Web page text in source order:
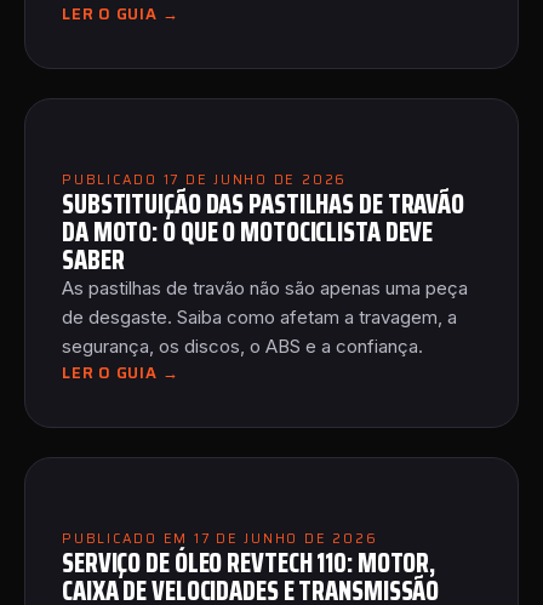
LER O GUIA →
PUBLICADO 17 DE JUNHO DE 2026
SUBSTITUIÇÃO DAS PASTILHAS DE TRAVÃO
DA MOTO: O QUE O MOTOCICLISTA DEVE
SABER
As pastilhas de travão não são apenas uma peça
de desgaste. Saiba como afetam a travagem, a
segurança, os discos, o ABS e a confiança.
LER O GUIA →
PUBLICADO EM 17 DE JUNHO DE 2026
SERVIÇO DE ÓLEO REVTECH 110: MOTOR,
CAIXA DE VELOCIDADES E TRANSMISSÃO